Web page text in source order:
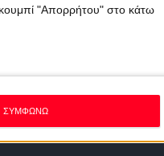
κουμπί "Απορρήτου" στο κάτω
ΣΥΜΦΩΝΩ